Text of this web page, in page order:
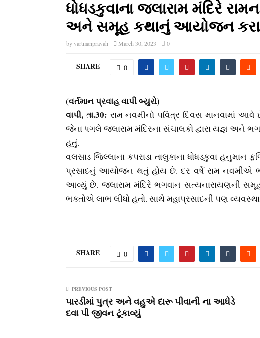
ધોધડકુવાના જલારામ મંદિરે
અને સમૂહ કથાનું આયોજન
byvartmanpravah March 30, 2023 0
SHARE 0
(વર્તમાન પ્રવાહ વાપી બ્‍યુરો)
વાપી, તા.30: રામ નવમીનો પવિત્ર દિવસ માનવામાં
જેના પગલે જલારામ મંદિરના સંચાલકો દ્વારા યજ્ઞ
હતું.
વલસાડ જિલ્લાના કપરાડા તાલુકાના ધોધડકુવા હનુમાન
પ્રસાદનું આયોજન થતું હોય છે. દર વર્ષે રામ
આવ્‍યું છે. જલારામ મંદિરે ભગવાન સત્‍યનારાયણની
ભક્‍તોએ લાભ લીધો હતો. સાથે મહાપ્રસાદની પણ
SHARE 0
PREVIOUS POST
પારડીમાં પુત્ર અને વહુએ દારૂ પીવાની ના આધેડે
દવા પી જીવન ટૂંકાવ્‍યું